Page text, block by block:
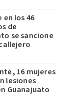
en los 46
de
se sancione
16 mujeres
lesiones
Guanajuato